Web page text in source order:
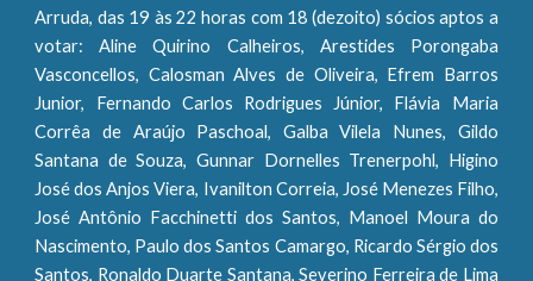
Arruda, das 19 às 22 horas com 18 (dezoito) sócios aptos a
votar: Aline Quirino Calheiros, Arestides Porongaba
Vasconcellos, Calosman Alves de Oliveira, Efrem Barros
Junior, Fernando Carlos Rodrigues Júnior, Flávia Maria
Corrêa de Araújo Paschoal, Galba Vilela Nunes, Gildo
Santana de Souza, Gunnar Dornelles Trenerpohl, Higino
José dos Anjos Viera, Ivanilton Correia, José Menezes Filho,
José Antônio Facchinetti dos Santos, Manoel Moura do
Nascimento, Paulo dos Santos Camargo, Ricardo Sérgio dos
Santos, Ronaldo Duarte Santana, Severino Ferreira de Lima